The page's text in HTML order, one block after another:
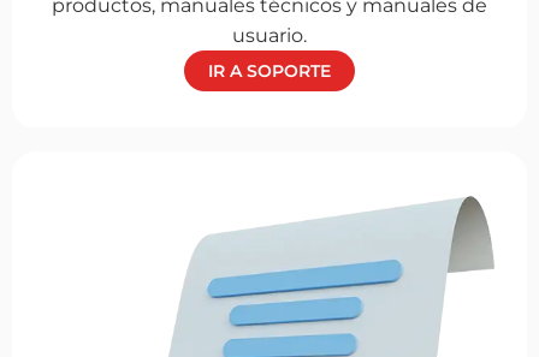
productos, manuales técnicos y manuales de
usuario.
IR A SOPORTE